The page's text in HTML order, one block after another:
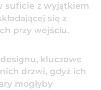
suficie z wyjątkiem
się z
przy wejściu.
kluczowe
drzwi, gdyż ich
mogłyby